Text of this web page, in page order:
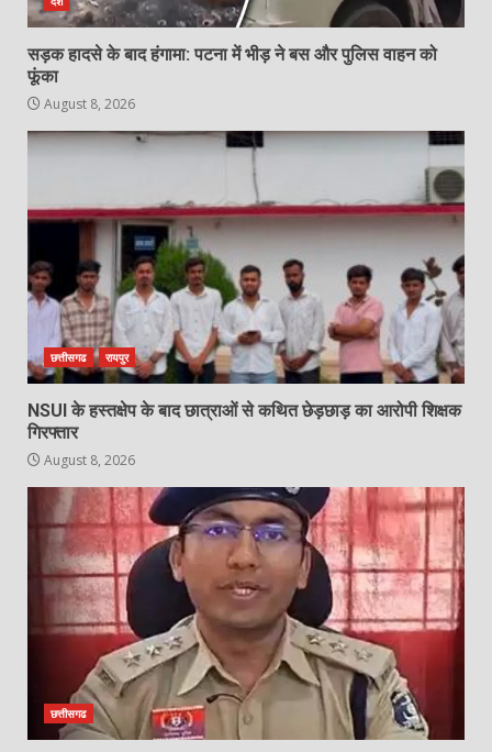
6
20 अगस्त को वृंदावन हाल में मनाया जाएगा
August 7, 2026
7
उरमाल पंचायत में भ्रष्टाचार की पराकाष्ठा!
जनपद सदस्य ने खोला फर्जी बिलों का
कच्चा-चिट्ठा, प्रशासन की चुप्पी पर उठाए
सवाल
August 7, 2026
सड़क हादसे के बाद हंगामा: पटना में भीड़ ने बस और पुलिस वाहन को
फूंका
August 8, 2026
छत्तीसगढ रायपुर
NSUI के हस्तक्षेप के बाद छात्राओं से कथित छेड़छाड़ का आरोपी शिक्षक
गिरफ्तार
August 8, 2026
छत्तीसगढ